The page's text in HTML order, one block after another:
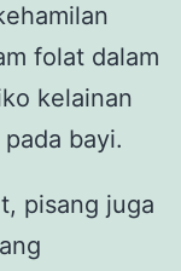
folat dalam
kelainan
bayi.
pisang juga